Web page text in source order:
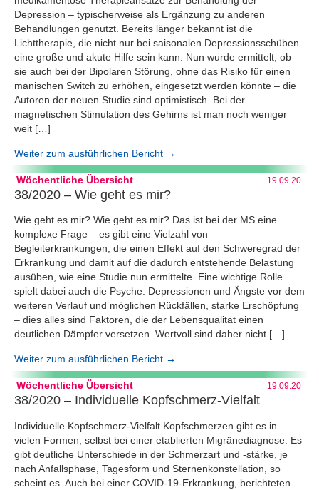
Depression – typischerweise als Ergänzung zu anderen
Behandlungen genutzt. Bereits länger bekannt ist die
Lichttherapie, die nicht nur bei saisonalen Depressionsschüben
eine große und akute Hilfe sein kann. Nun wurde ermittelt, ob
sie auch bei der Bipolaren Störung, ohne das Risiko für einen
manischen Switch zu erhöhen, eingesetzt werden könnte – die
Autoren der neuen Studie sind optimistisch. Bei der
magnetischen Stimulation des Gehirns ist man noch weniger
weit […]
Weiter zum ausführlichen Bericht →
Wöchentliche Übersicht 19.09.20
38/2020 – Wie geht es mir?
Wie geht es mir? Wie geht es mir? Das ist bei der MS eine
komplexe Frage – es gibt eine Vielzahl von
Begleiterkrankungen, die einen Effekt auf den Schweregrad der
Erkrankung und damit auf die dadurch entstehende Belastung
ausüben, wie eine Studie nun ermittelte. Eine wichtige Rolle
spielt dabei auch die Psyche. Depressionen und Ängste vor dem
weiteren Verlauf und möglichen Rückfällen, starke Erschöpfung
– dies alles sind Faktoren, die der Lebensqualität einen
deutlichen Dämpfer versetzen. Wertvoll sind daher nicht […]
Weiter zum ausführlichen Bericht →
Wöchentliche Übersicht 19.09.20
38/2020 – Individuelle Kopfschmerz-Vielfalt
Individuelle Kopfschmerz-Vielfalt Kopfschmerzen gibt es in
vielen Formen, selbst bei einer etablierten Migränediagnose. Es
gibt deutliche Unterschiede in der Schmerzart und -stärke, je
nach Anfallsphase, Tagesform und Sternenkonstellation, so
scheint es. Auch bei einer COVID-19-Erkrankung, berichteten